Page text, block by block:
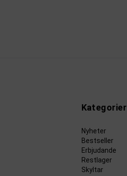
Kategorier
Nyheter
Bestseller
Erbjudande
Restlager
Skyltar